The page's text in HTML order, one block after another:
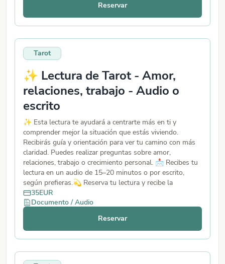
mejor tu situación amorosa.Reservar
Tarot
✨ Lectura de Tarot - Amor,
relaciones, trabajo - Audio o
escrito
✨ Esta lectura te ayudará a centrarte más en ti y
comprender mejor la situación que estás viviendo.
Recibirás guía y orientación para ver tu camino con más
claridad. Puedes realizar preguntas sobre amor,
relaciones, trabajo o crecimiento personal. 📩 Recibes tu
lectura en un audio de 15–20 minutos o por escrito,
según prefieras.💫 Reserva tu lectura y recibe la
orientación que tu alma está buscando.
35EUR
Documento / Audio
Reservar